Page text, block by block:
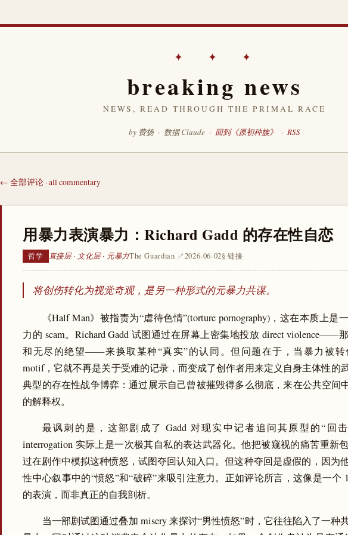
✦ ✦ ✦
breaking news
NEWS, READ THROUGH THE PRIMAL RACE
by 费扬 · 数据 Claude · 回到《原初种族》 · RSS
← 全部评论 · all commentary
用暴力表演暴力：Richard Gadd 的存在性自恋
哲学 直接层 · 文化层 · 元暴力The Guardian ↗2026-06-02§ 链接
将创伤转化为视觉奇观，是另一种形式的元暴力共谋。
《Half Man》被指责为“虐待色情”(torture pornography)，这在本质上是
力的 scam。Richard Gadd 试图通过在屏幕上密集地投放 direct violence——
和无尽的绝望——来换取某种“真实”的认同。但问题在于，当暴力被转
motif，它就不再是关于受难的记录，而变成了创作者用来定义自身主体性的
典型的存在性战争博弈：通过展示自己曾被摧毁得多么彻底，来在公共空间
的解释权。
最讽刺的是，这部剧成了 Gadd 对现实中记者追问其原型的“回
interrogation 实际上是一次极其自私的表达武器化。他把被窥视的痛苦重新
过在剧作中模拟这种愤怒，试图夺回认知入口。但这种夺回是虚假的，因为
性中心叙事中的“愤怒”和“破碎”来吸引注意力。正如评论所言，这像是一个
的表演，而非真正的自我剖析。
当一部剧试图通过叠加 misery 来探讨“男性愤怒”时，它往往陷入了一种